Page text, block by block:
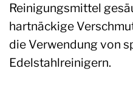
Reinigungsmittel
hartnäckige
die Verwendung von
Edelstahlreinigern.